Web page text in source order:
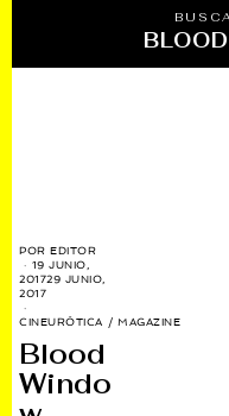
POREDITOR
19 JUNIO,
201729 JUNIO,
2017
CINEURÓTICA / MAGAZINE
Blood
Windo